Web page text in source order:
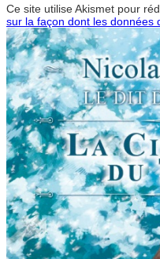
Ce site utilise Akismet pour
sur la façon dont les données